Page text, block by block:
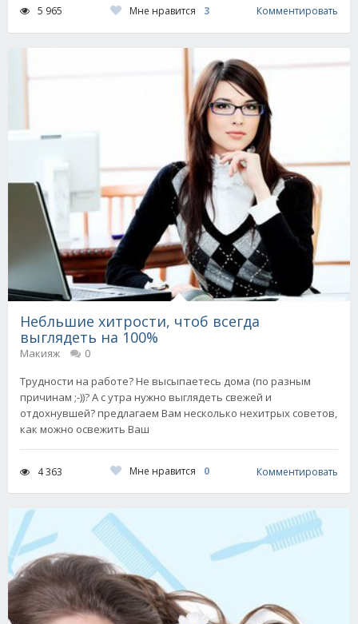
5 965 Мне нравится 3 Комментировать
Небльшие хитрости, чтоб всегда
выглядеть на 100%
Макияж
0
Трудности на работе? Не высыпаетесь дома (по разным
причинам ;-))? А с утра нужно выглядеть свежей и
отдохнувшей? предлагаем Вам несколько нехитрых советов,
как можно освежить Ваш
4 363 Мне нравится 0 Комментировать